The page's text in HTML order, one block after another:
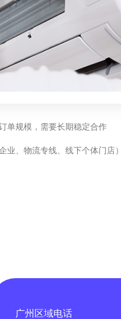
单规模，需要长期稳定合作
业、物流专线、线下个体门店）
广州区域电话